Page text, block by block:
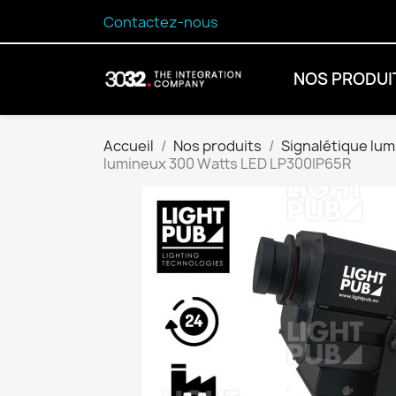
Contactez-nous
NOS
Accueil Nos produits
Signalétique
lumineux 300 Watts LED LP300IP65R